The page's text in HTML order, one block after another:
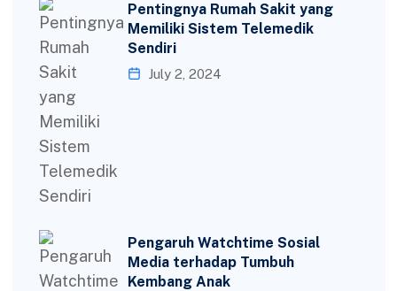
Pentingnya Rumah Sakit yang
Memiliki Sistem Telemedik
Sendiri
July 2, 2024
Pengaruh Watchtime Sosial
Media terhadap Tumbuh
Kembang Anak